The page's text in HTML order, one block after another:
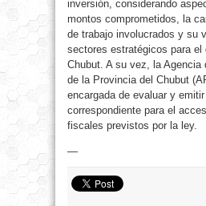
inversión, considerando
montos comprometidos, la
de trabajo involucrados y su
sectores estratégicos para el
Chubut. A su vez, la Agencia
de la Provincia del Chubut
encargada de evaluar y
correspondiente para el
fiscales previstos por la ley.
—